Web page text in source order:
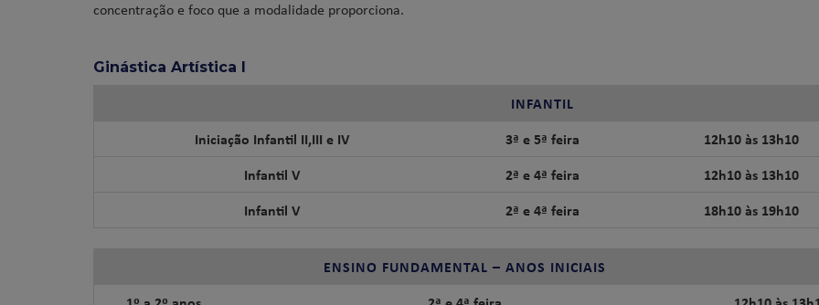
concentração e foco que a modalidade proporciona.
Ginástica Artística I
INFANTIL
Iniciação Infantil II,III e IV
3ª e 5ª feira
12h10 às 13h10
Infantil V
2ª e 4ª feira
12h10 às 13h10
Infantil V
2ª e 4ª feira 18h10 às 19h10
ENSINO FUNDAMENTAL – ANOS INICIAIS